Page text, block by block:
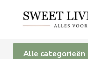
Alle categorieën